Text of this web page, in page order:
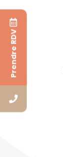
Prendre RDV